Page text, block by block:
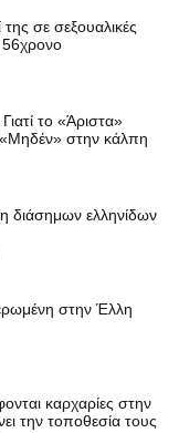
σε σεξουαλικές
56χρονο
το «Άριστα»
«Μηδέν» στην κάλπη
διάσημων ελληνίδων
στην Έλλη
καρχαρίες στην
την τοποθεσία τους